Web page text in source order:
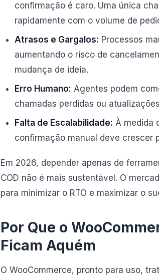
confirmação é caro. Uma única
rapidamente com o volume de
Atrasos e Gargalos: Processos
aumentando o risco de
mudança de ideia.
Erro Humano: Agentes podem
chamadas perdidas ou
Falta de Escalabilidade: À medida
confirmação manual deve crescer
Em 2026, depender apenas de
COD não é mais sustentável. O
para minimizar o RTO e maximizar o
Por Que o
Ficam Aquém
O WooCommerce, pronto para uso,